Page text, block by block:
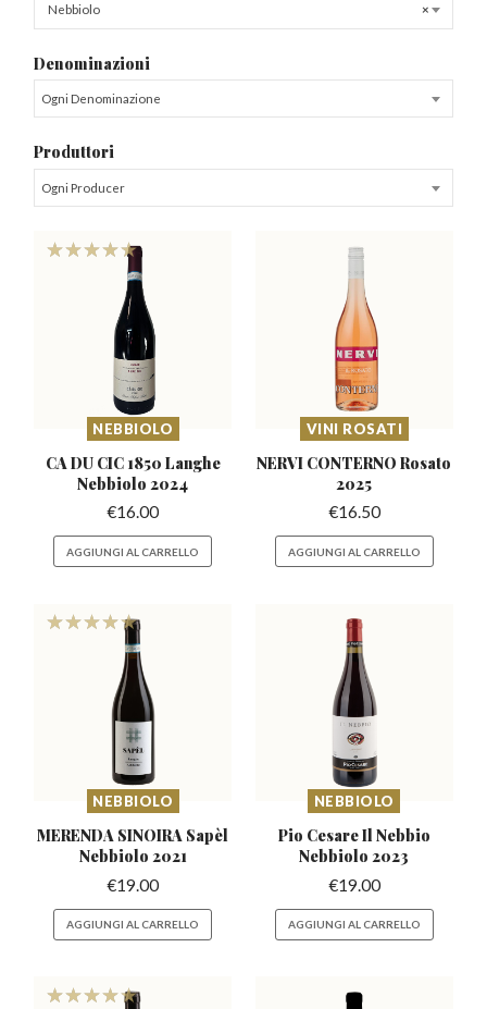
×
Nebbiolo
Denominazioni
Ogni Denominazione
Produttori
Ogni Producer
NEBBIOLO
CA DU CIC 1850 Langhe
Nebbiolo 2024
€16.00
AGGIUNGI AL CARRELLO
VINI ROSATI
NERVI CONTERNORosato
2025
€16.50
AGGIUNGI AL CARRELLO
NEBBIOLO
MERENDA SINOIRA Sapèl
Nebbiolo 2021
€19.00
AGGIUNGI AL CARRELLO
NEBBIOLO
Pio Cesare Il Nebbio
Nebbiolo 2023
€19.00
AGGIUNGI AL CARRELLO